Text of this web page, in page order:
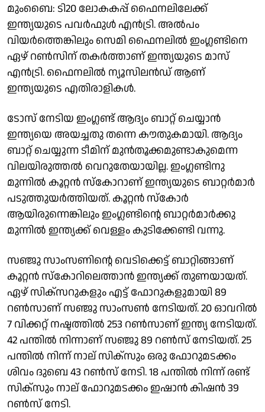
മുംബൈ: ടി20 ലോകകപ്പ് ഫൈനലിലേക്ക്
ഇന്ത്യയുടെ പവര്‍ഫുള്‍ എന്‍ട്രി. അൽപം
വിയർത്തെങ്കിലും സെമി ഫൈനലില്‍ ഇംഗ്ലണ്ടിനെ
ഏഴ് റണ്‍സിന് തകര്‍ത്താണ് ഇന്ത്യയുടെ മാസ്
എന്‍ട്രി. ഫൈനലില്‍ ന്യൂസിലന്‍ഡ് ആണ്
ഇന്ത്യയുടെ എതിരാളികള്‍.
ടോസ് നേടിയ ഇംഗ്ലണ്ട് ആദ്യം ബാറ്റ് ചെയ്യാന്‍
ഇന്ത്യയെ അയച്ചതു തന്നെ കൗതുകമായി. ആദ്യം
ബാറ്റ് ചെയ്യുന്ന ടീമിന് മുന്‍തൂക്കമുണ്ടാകുമെന്ന
വിലയിരുത്തല്‍ വെറുതേയായില്ല. ഇംഗ്ലണ്ടിനു
മുന്നില്‍ കൂറ്റന്‍ സ്‌കോറാണ് ഇന്ത്യയുടെ ബാറ്റര്‍മാര്‍
പടുത്തുയര്‍ത്തിയത്. കൂറ്റൻ സ്കോർ
ആയിരുന്നെങ്കിലും ഇംഗ്ലണ്ടിൻ്റെ ബാറ്റർമാർക്കു
മുന്നിൽ ഇന്ത്യക്ക് വെള്ളം കുടിക്കേണ്ടി വന്നു.
സഞ്ജു സാംസണിന്റെ വെടിക്കെട്ട് ബാറ്റിങ്ങാണ്
കൂറ്റന്‍ സ്‌കോറിലെത്താന്‍ ഇന്ത്യക്ക് തുണയായത്.
ഏഴ് സിക്‌സറുകളും എട്ട് ഫോറുകളുമായി 89
റണ്‍സാണ് സഞ്ജു സാംസണ്‍ നേടിയത്. 20 ഓവറില്‍
7 വിക്കറ്റ് നഷ്ടത്തില്‍ 253 റണ്‍സാണ് ഇന്ത്യ നേടിയത്.
42 പന്തില്‍ നിന്നാണ് സഞ്ജു 89 റണ്‍സ് നേടിയത്. 25
പന്തില്‍ നിന്ന് നാല് സിക്സും ഒരു ഫോറുമടക്കം
ശിവം ദുബെ 43 റണ്‍സ് നേടി. 18 പന്തില്‍ നിന്ന് രണ്ട്
സിക്സും നാല് ഫോറുമടക്കം ഇഷാന്‍ കിഷന്‍ 39
റണ്‍സ് നേടി.